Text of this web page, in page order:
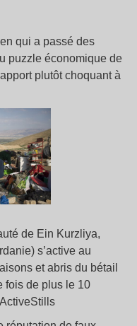
qui a passé des
puzzle économique de
plutôt choquant à
de Ein Kurzliya,
s’active au
et abris du bétail
fois de plus le 10